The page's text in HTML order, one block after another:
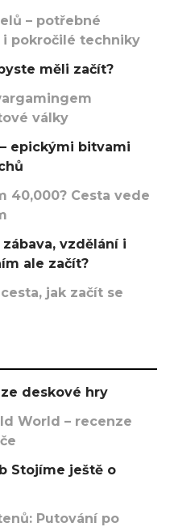
– potřebné
i pokročilé techniky
měli začít?
války
epickými bitvami
40,000? Cesta vede
vzdělání i
ale začít?
jak začít se
deskové hry
World – recenze
Stojíme ještě o
Putování po